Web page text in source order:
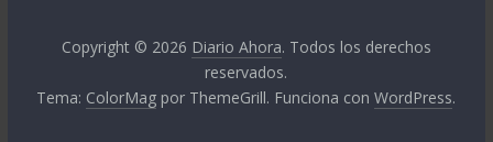
Copyright © 2026 Diario Ahora. Todos los derechos
reservados.
Tema: ColorMag por ThemeGrill. Funciona conWordPress.